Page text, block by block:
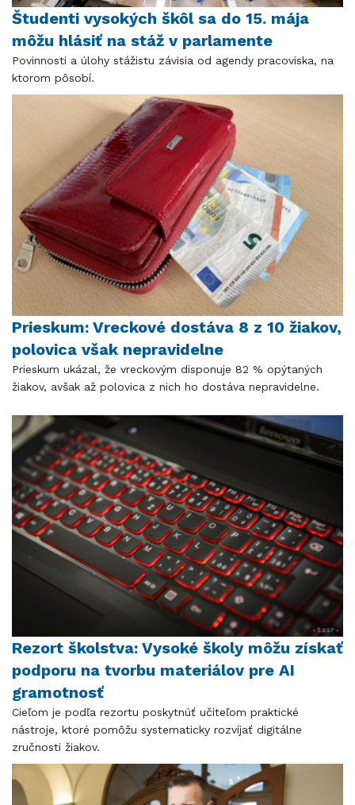
Študenti vysokých škôl sa do 15. mája
môžu hlásiť na stáž v parlamente
Povinnosti a úlohy stážistu závisia od agendy pracoviska, na
ktorom pôsobí.
Prieskum: Vreckové dostáva 8 z 10 žiakov,
polovica však nepravidelne
Prieskum ukázal, že vreckovým disponuje 82 % opýtaných
žiakov, avšak až polovica z nich ho dostáva nepravidelne.
Rezort školstva: Vysoké školy môžu získať
podporu na tvorbu materiálov pre AI
gramotnosť
Cieľom je podľa rezortu poskytnúť učiteľom praktické
nástroje, ktoré pomôžu systematicky rozvíjať digitálne
zručnosti žiakov.